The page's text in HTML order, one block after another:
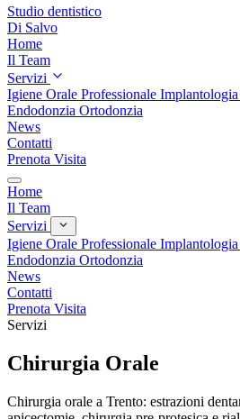
Studio dentistico
Di Salvo
Home
Il Team
Servizi
Igiene Orale Professionale Implantologia
Endodonzia Ortodonzia
News
Contatti
Prenota Visita
Home
Il Team
Servizi
Igiene Orale Professionale Implantologia
Endodonzia Ortodonzia
News
Contatti
Prenota Visita
Servizi
Chirurgia Orale
Chirurgia orale a Trento: estrazioni